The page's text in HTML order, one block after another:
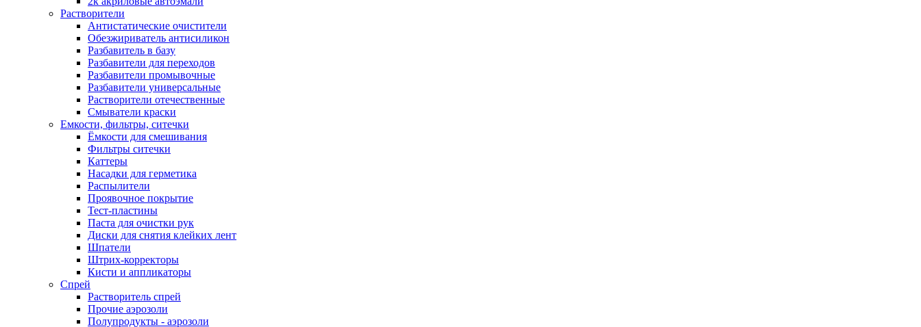
Растворители
Антистатические очистители
Обезжириватель антисиликон
Разбавитель в базу
Разбавители для переходов
Разбавители промывочные
Разбавители универсальные
Растворители отечественные
Смыватели краски
Емкости, фильтры, ситечки
Ёмкости для смешивания
Фильтры ситечки
Каттеры
Насадки для герметика
Распылители
Проявочное покрытие
Тест-пластины
Паста для очистки рук
Диски для снятия клейких лент
Шпатели
Штрих-корректоры
Кисти и аппликаторы
Спрей
Растворитель спрей
Прочие аэрозоли
Полупродукты - аэрозоли